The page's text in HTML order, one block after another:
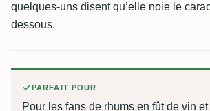
quelques-uns disent qu’elle noie le
dessous.
PARFAIT POUR
Pour les fans de rhums en fût de vin